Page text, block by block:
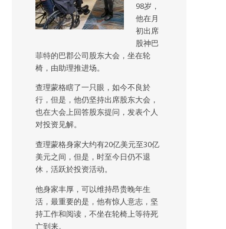
98岁，
他在月
初出席
股神巴
菲特的巴郡公司股东大会，坐在轮
椅，由助理推进场。
查理蒙格瞎了一只眼，如今不良於
行，但是，他仍坚持出席股东大会，
也在大会上回答股东提问，发表个人
对投资见解。
查理蒙格身家大约有20亿美元至30亿
美元之间，但是，时至今日仍不退
休，活跃於投资活动。
他身家丰厚，可以维持昂贵晚年生
活，最重要的是，他有惊人意志，坚
持工作和阅读，不坐在轮椅上等待死
亡到来。